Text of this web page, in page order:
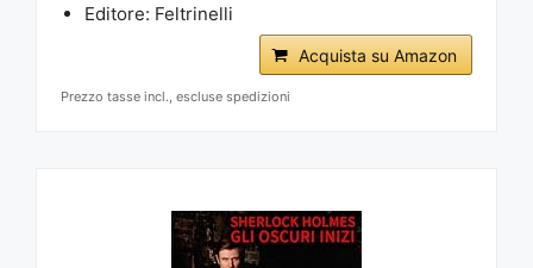
Editore: Feltrinelli
Acquista su Amazon
Prezzo tasse incl., escluse spedizioni